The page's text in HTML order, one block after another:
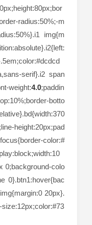
radius:50%;-m
img{m
serif}.i2 span
weight:4.0;paddin
botto
height:20px;pad
color:#
0;background-colo
0}.btn1:hover{bac
20px}.